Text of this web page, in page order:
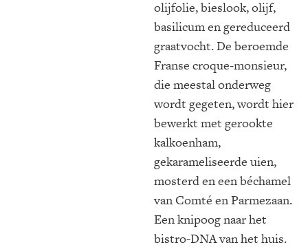
olijfolie, bieslook, olijf,
basilicum en gereduceerd
graatvocht. De beroemde
Franse croque-monsieur,
die meestal onderweg
wordt gegeten, wordt hier
bewerkt met gerookte
kalkoenham,
gekarameliseerde uien,
mosterd en een béchamel
van Comté en Parmezaan.
Een knipoog naar het
bistro-DNA van het huis.